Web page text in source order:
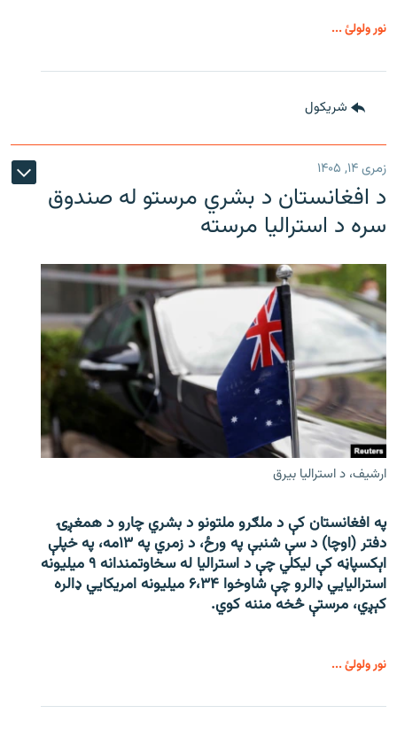
نور ولولئ ...
شريکول
زمری ۱۴, ۱۴۰۵
د افغانستان د بشري مرستو له صندوق
سره د استرالیا مرسته
ارشیف، د استرالیا بیرق
په افغانستان کې د ملګرو ملتونو د بشري چارو د همغږۍ
دفتر (اوچا) د سې ‌شنبې په ورځ، د زمري په ۱۳مه، په خپلې
اېکسپاڼه کې لیکلي چې د استرالیا له سخاوتمندانه ۹ میلیونه
استرالیايي ډالرو چې شاوخوا ۶،۳۴ میلیونه امریکايي ډالره
کېږي، مرستې څخه مننه کوي.
نور ولولئ ...